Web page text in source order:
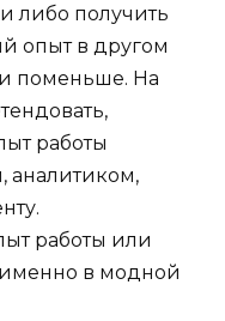
либо получить
опыт в другом
поменьше. На
работы
аналитиком,
работы или
в модной